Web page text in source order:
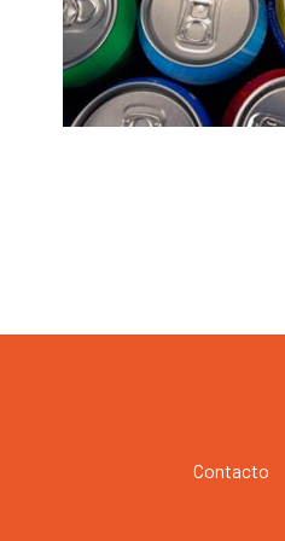
Contacto